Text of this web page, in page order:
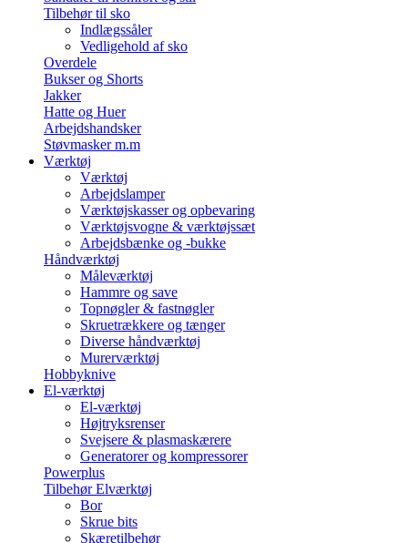
Tilbehør til sko
Indlægssåler
Vedligehold af sko
Overdele
Bukser og Shorts
Jakker
Hatte og Huer
Arbejdshandsker
Støvmasker m.m
Værktøj
Værktøj
Arbejdslamper
Værktøjskasser og opbevaring
Værktøjsvogne & værktøjssæt
Arbejdsbænke og -bukke
Håndværktøj
Måleværktøj
Hammre og save
Topnøgler & fastnøgler
Skruetrækkere og tænger
Diverse håndværktøj
Murerværktøj
Hobbyknive
El-værktøj
El-værktøj
Højtryksrenser
Svejsere & plasmaskærere
Generatorer og kompressorer
Powerplus
Tilbehør Elværktøj
Bor
Skrue bits
Skæretilbehør